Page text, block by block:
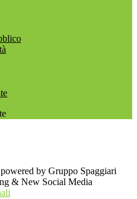
by Gruppo Spaggiari
& New Social Media